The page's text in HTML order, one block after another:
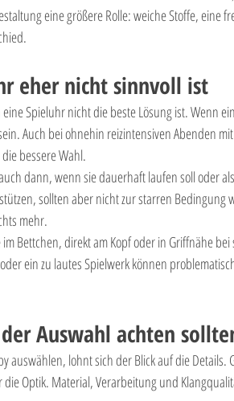
eine größere Rolle: weiche Stoffe, eine
eher nicht sinnvoll ist
Spieluhr nicht die beste Lösung ist. Wenn
Auch bei ohnehin reizintensiven Abenden
bessere Wahl.
dann, wenn sie dauerhaft laufen soll oder
sollten aber nicht zur starren Bedingung
mehr.
Bettchen, direkt am Kopf oder in Griffnähe
ein zu lautes Spielwerk können
Auswahl achten
auswählen, lohnt sich der Blick auf die Details.
Optik. Material, Verarbeitung und